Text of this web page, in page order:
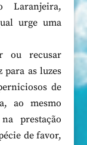
urge uma
ou recusar
as luzes
de
ao mesmo
prestação
de favor,